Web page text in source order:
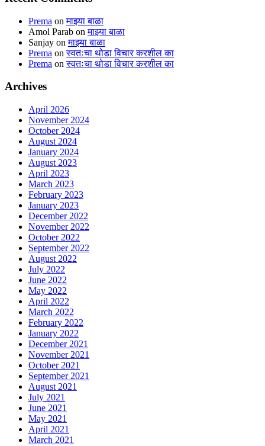
Prema onमाझ्या बाळा
Amol Parab onमाझ्या बाळा
Sanjay onमाझ्या बाळा
Prema onस्वतःचा थोडा विचार करशील का
Prema onस्वतःचा थोडा विचार करशील का
Archives
April 2026
November 2024
October 2024
August 2024
January 2024
August 2023
April 2023
March 2023
February 2023
January 2023
December 2022
November 2022
October 2022
September 2022
August 2022
July 2022
June 2022
May 2022
April 2022
March 2022
February 2022
January 2022
December 2021
November 2021
October 2021
September 2021
August 2021
July 2021
June 2021
May 2021
April 2021
March 2021